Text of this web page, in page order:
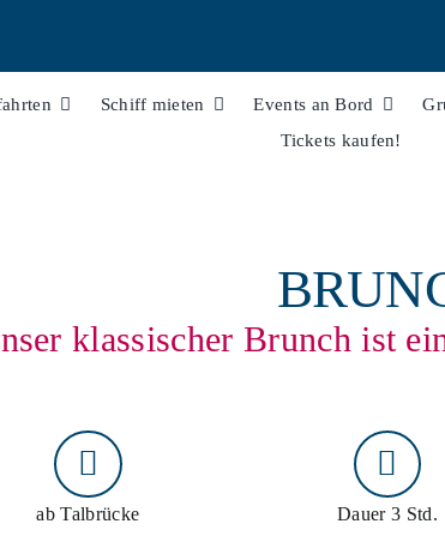
Schiff mieten Events an Bord
Tickets kaufen!
klassischer Brunch ist
ab Talbrücke Dauer 3 Std.